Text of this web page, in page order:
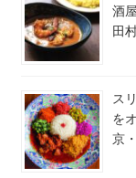
酒
田
ス
を
京